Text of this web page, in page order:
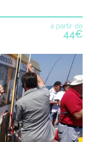
à partir de
44€